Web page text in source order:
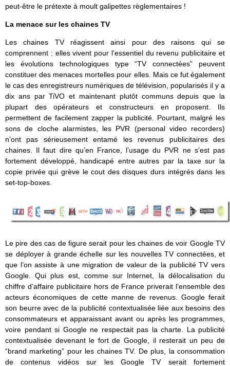
peut-être le prétexte à moult galipettes règlementaires !
La menace sur les chaines TV
Les chaines TV réagissent ainsi pour des raisons qui se
comprennent : elles vivent pour l’essentiel du revenu publicitaire et
les évolutions technologiques type “TV connectées” peuvent
constituer des menaces mortelles pour elles. Mais ce fut également
le cas des enregistreurs numériques de télévision, popularisés il y a
dix ans par TiVO et maintenant plutôt communs depuis que la
plupart des opérateurs et constructeurs en proposent. Ils
permettent de facilement zapper la publicité. Pourtant, malgré les
sons de cloche alarmistes, les PVR (personal video recorders)
n’ont pas sérieusement entamé les revenus publicitaires des
chaines. Il faut dire qu’en France, l’usage du PVR ne s’est pas
fortement développé, handicapé entre autres par la taxe sur la
copie privée qui grève le cout des disques durs intégrés dans les
set-top-boxes.
Le pire des cas de figure serait pour les chaines de voir Google TV
se déployer à grande échelle sur les nouvelles TV connectées, et
que l’on assiste à une migration de valeur de la publicité TV vers
Google. Qui plus est, comme sur Internet, la délocalisation du
chiffre d’affaire publicitaire hors de France priverait l’ensemble des
acteurs économiques de cette manne de revenus. Google ferait
son beurre avec de la publicité contextualisée liée aux besoins des
consommateurs et apparaissant avant ou après les programmes,
voire pendant si Google ne respectait pas la charte. La publicité
contextualisée devenant le fort de Google, il resterait un peu de
“brand marketing” pour les chaines TV. De plus, la consommation
de contenus vidéos sur les Google TV serait fortement